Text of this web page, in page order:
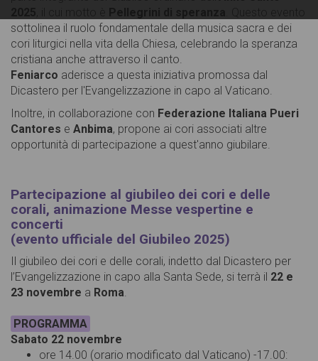
sottolinea il ruolo fondamentale della musica sacra e dei
cori liturgici nella vita della Chiesa, celebrando la speranza
cristiana anche attraverso il canto.
Feniarco aderisce a questa iniziativa promossa dal
Dicastero per l'Evangelizzazione in capo al Vaticano.
Inoltre, in collaborazione con Federazione Italiana Pueri
Cantores e Anbima, propone ai cori associati altre
opportunità di partecipazione a quest'anno giubilare.
Partecipazione al giubileo dei cori e delle
corali, animazione Messe vespertine e
concerti
(evento ufficiale del Giubileo 2025)
Il giubileo dei cori e delle corali, indetto dal Dicastero per
l’Evangelizzazione in capo alla Santa Sede, si terrà il 22 e
23 novembre a Roma.
PROGRAMMA
Sabato 22 novembre
ore 14.00 (orario modificato dal Vaticano) -17.00: